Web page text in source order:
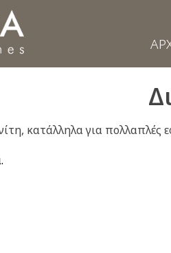
κατάλληλα για πολλαπλές